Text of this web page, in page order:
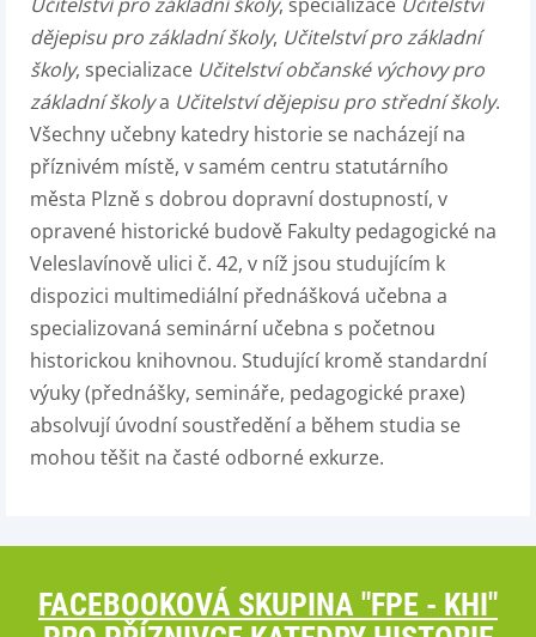
dějepisu pro základní školy, Učitelství pro základní
školy, specializace Učitelství občanské výchovy pro
základní školya Učitelství dějepisu pro střední školy.
Všechny učebny katedry historie se nacházejí na
příznivém místě, v samém centru statutárního
města Plzně s dobrou dopravní dostupností, v
opravené historické budově Fakulty pedagogické na
Veleslavínově ulici č. 42, v níž jsou studujícím k
dispozici multimediální přednášková učebna a
specializovaná seminární učebna s početnou
historickou knihovnou. Studující kromě standardní
výuky (přednášky, semináře, pedagogické praxe)
absolvují úvodní soustředění a během studia se
mohou těšit na časté odborné exkurze.
FACEBOOKOVÁ SKUPINA "FPE - KHI"